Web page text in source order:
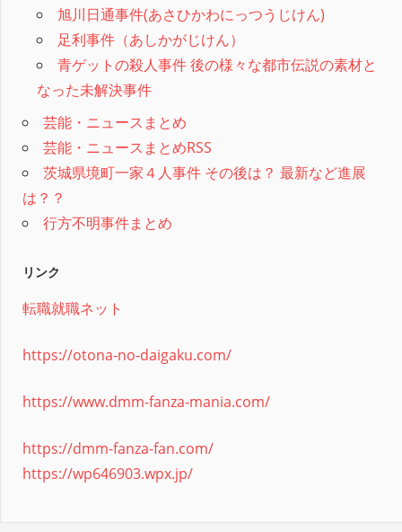
旭川日通事件(あさひかわにっつうじけん)
足利事件（あしかがじけん）
青ゲットの殺人事件 後の様々な都市伝説の素材と
なった未解決事件
芸能・ニュースまとめ
芸能・ニュースまとめRSS
茨城県境町一家４人事件 その後は？ 最新など進展
は？？
行方不明事件まとめ
リンク
転職就職ネット
https://otona-no-daigaku.com/
https://www.dmm-fanza-mania.com/
https://dmm-fanza-fan.com/
https://wp646903.wpx.jp/